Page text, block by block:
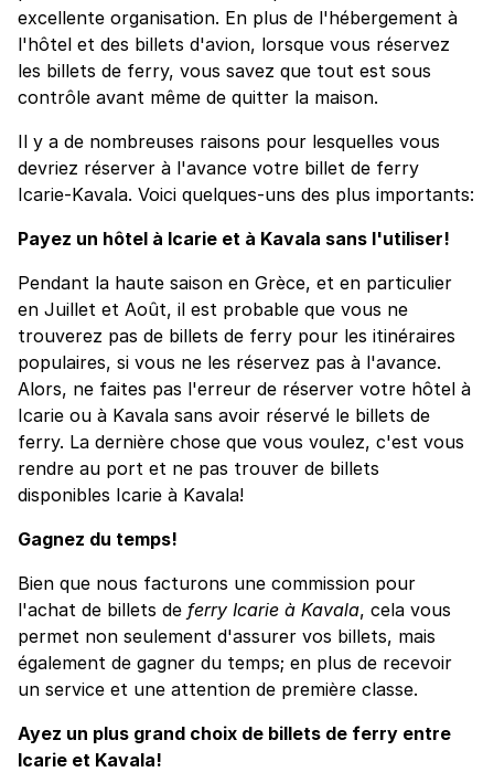
excellente organisation. En plus de l'hébergement à
l'hôtel et des billets d'avion, lorsque vous réservez
les billets de ferry, vous savez que tout est sous
contrôle avant même de quitter la maison.
Il y a de nombreuses raisons pour lesquelles vous
devriez réserver à l'avance votre billet de ferry
Icarie-Kavala. Voici quelques-uns des plus importants:
Payez un hôtel à Icarie et à Kavala sans l'utiliser!
Pendant la haute saison en Grèce, et en particulier
en Juillet et Août, il est probable que vous ne
trouverez pas de billets de ferry pour les itinéraires
populaires, si vous ne les réservez pas à l'avance.
Alors, ne faites pas l'erreur de réserver votre hôtel à
Icarie ou à Kavala sans avoir réservé le billets de
ferry. La dernière chose que vous voulez, c'est vous
rendre au port et ne pas trouver de billets
disponibles Icarie à Kavala!
Gagnez du temps!
Bien que nous facturons une commission pour
l'achat de billets de ferry Icarie à Kavala, cela vous
permet non seulement d'assurer vos billets, mais
également de gagner du temps; en plus de recevoir
un service et une attention de première classe.
Ayez un plus grand choix de billets de ferry entre
Icarie et Kavala!